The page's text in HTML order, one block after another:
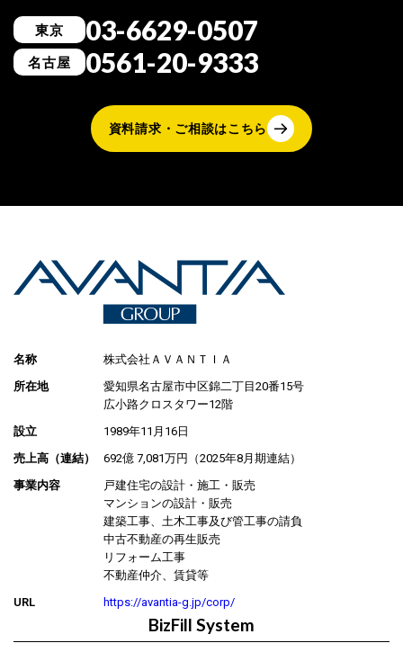
東京 03-6629-0507
名古屋 0561-20-9333
資料請求・ご相談はこちら
名称
株式会社ＡＶＡＮＴＩＡ
所在地
愛知県名古屋市中区錦二丁目20番15号
広小路クロスタワー12階
設立
1989年11月16日
売上高（連結）
692億 7,081万円（2025年8月期連結）
事業内容
戸建住宅の設計・施工・販売
マンションの設計・販売
建築工事、土木工事及び管工事の請負
中古不動産の再生販売
リフォーム工事
不動産仲介、賃貸等
URL
https://avantia-g.jp/corp/
BizFill System